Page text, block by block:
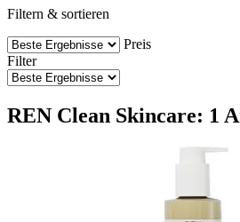
Filtern & sortieren
Preis
Filter
REN Clean Skincare: 1